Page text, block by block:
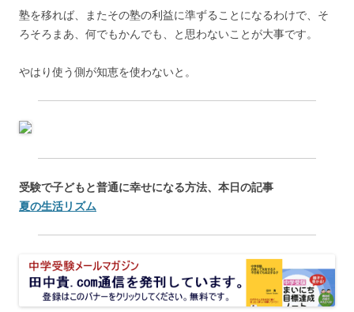
塾を移れば、またその塾の利益に準ずることになるわけで、そ
ろそろまあ、何でもかんでも、と思わないことが大事です。
やはり使う側が知恵を使わないと。
受験で子どもと普通に幸せになる方法、本日の記事
夏の生活リズム